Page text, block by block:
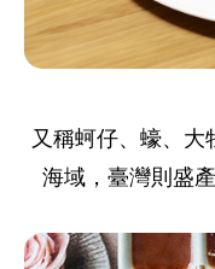
又稱蚵仔、蠔、大
海域，臺灣則盛